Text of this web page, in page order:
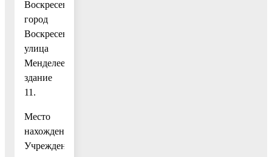
Воскресенск,
город
Воскресенск,
улица
Менделеева,
здание
11.
Место
нахождения
Учреждения: